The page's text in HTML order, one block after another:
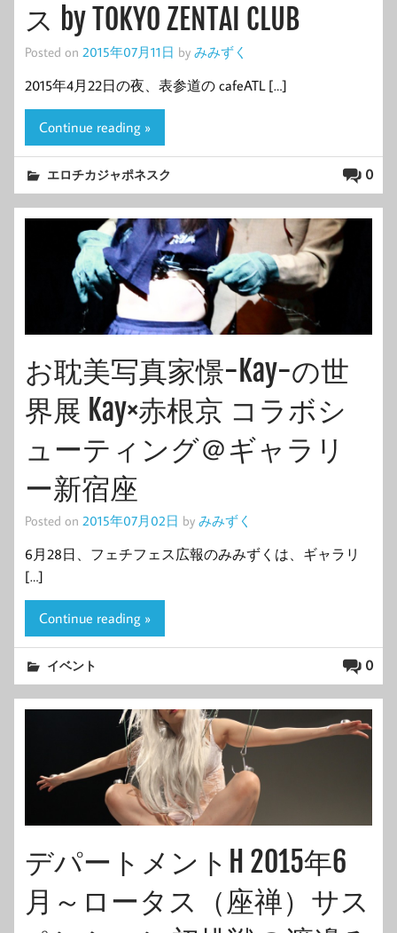
ス by TOKYO ZENTAI CLUB
Posted on 2015年07月11日 by みみずく
2015年4月22日の夜、表参道の cafeATL […]
Continue reading »
0
エロチカジャポネスク
お耽美写真家憬-Kay-の世
界展 Kay×赤根京 コラボシ
ューティング＠ギャラリ
ー新宿座
Posted on 2015年07月02日 by みみずく
6月28日、フェチフェス広報のみみずくは、ギャラリ
[…]
Continue reading »
0
イベント
デパートメントH 2015年6
月～ロータス（座禅）サス